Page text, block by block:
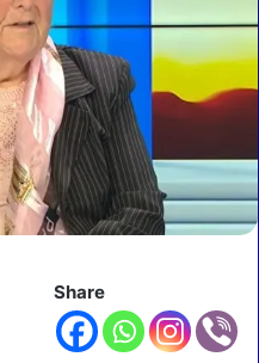
Share